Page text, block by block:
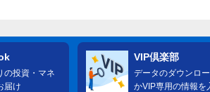
の投資・マネ
届け
VIP倶楽部
データのダウンロ
かVIP専用の情報を